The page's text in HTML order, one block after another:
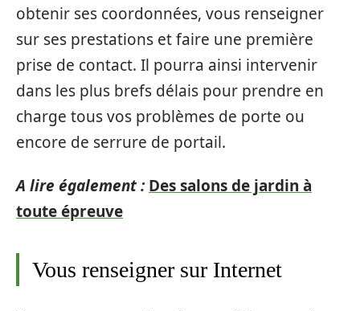
obtenir ses coordonnées, vous renseigner
sur ses prestations et faire une première
prise de contact. Il pourra ainsi intervenir
dans les plus brefs délais pour prendre en
charge tous vos problèmes de porte ou
encore de serrure de portail.
A lire également : Des salons de jardin à
toute épreuve
Vous renseigner sur Internet